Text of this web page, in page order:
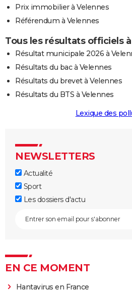
Prix immobilier à Velennes
Référendum à Velennes
Tous les résultats officiels
Résultat municipale 2026 à
Résultats du bac à Velennes
Résultats du brevet à Velennes
Résultats du BTS à Velennes
Lexique des
NEWSLETTERS
Actualité
Sport
Les dossiers d'actu
EN CE MOMENT
Hantavirus en France